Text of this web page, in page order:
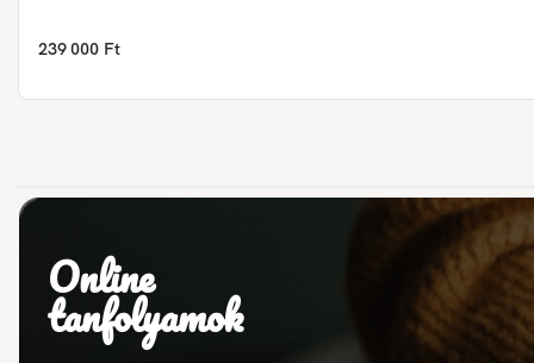
239 000 Ft
Online
tanfolyamok